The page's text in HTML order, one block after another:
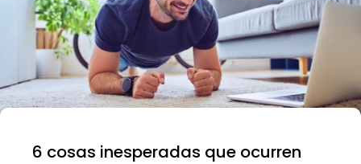
6 cosas inesperadas que ocurren